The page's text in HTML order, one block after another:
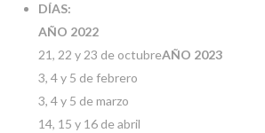
DÍ­AS:
AÑO 2022
21, 22 y 23 de octubreAÑO 2023
3, 4 y 5 de febrero
3, 4 y 5 de marzo
14, 15 y 16 de abril